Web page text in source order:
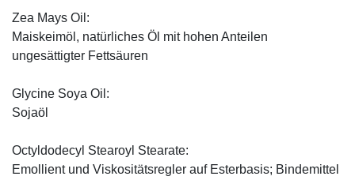
Zea Mays Oil:
Maiskeimöl, natürliches Öl mit hohen Anteilen
ungesättigter Fettsäuren
Glycine Soya Oil:
Sojaöl
Octyldodecyl Stearoyl Stearate:
Emollient und Viskositätsregler auf Esterbasis; Bindemittel